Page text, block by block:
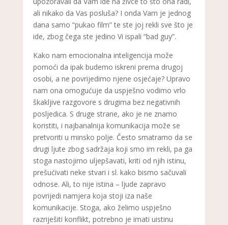
ali nikako da Vas posluša? I onda Vam je jednog
dana samo “pukao film” te ste joj rekli sve što je
ide, zbog čega ste jedino Vi ispali “bad guy”.
Kako nam emocionalna inteligencija može
pomoći da ipak budemo iskreni prema drugoj
osobi, a ne povrijedimo njene osjećaje? Upravo
nam ona omogućuje da uspješno vodimo vrlo
škakljive razgovore s drugima bez negativnih
posljedica. S druge strane, ako je ne znamo
koristiti, i najbanalnija komunikacija može se
pretvoriti u minsko polje. Često smatramo da se
drugi ljute zbog sadržaja koji smo im rekli, pa ga
stoga nastojimo uljepšavati, kriti od njih istinu,
prešućivati neke stvari i sl. kako bismo sačuvali
odnose. Ali, to nije istina – ljude zapravo
povrijedi namjera koja stoji iza naše
komunikacije. Stoga, ako želimo uspješno
razriješiti konflikt, potrebno je imati uistinu